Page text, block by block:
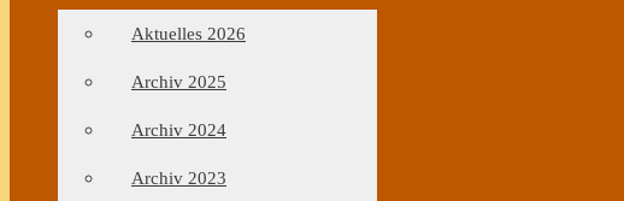
Aktuelles 2026
Archiv 2025
Archiv 2024
Archiv 2023